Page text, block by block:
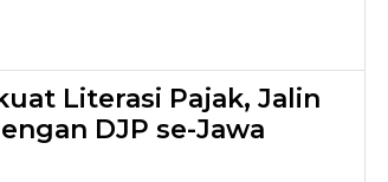
Literasi Pajak, Jalin
DJP se-Jawa